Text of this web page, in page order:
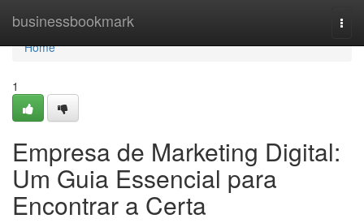
businessbookmark
Home
Home
1
Empresa de Marketing Digital:
Um Guia Essencial para
Encontrar a Certa